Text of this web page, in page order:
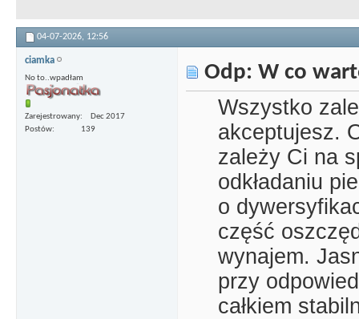
04-07-2026, 12:56
ciamka
No to..wpadłam
Zarejestrowany
Dec 2017
Postów
139
Odp: W co
Wszystko
akceptujesz.
zależy Ci na
odkładaniu
o
część
wynajem.
przy
całkiem